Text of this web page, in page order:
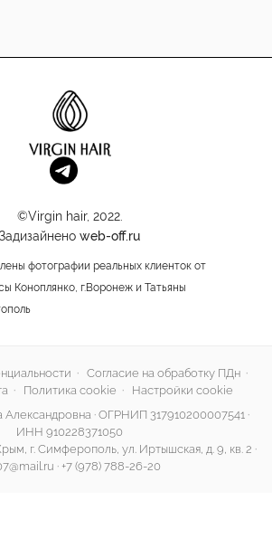
©Virgin hair, 2022.
Задизайнено web-off.ru
фотографии реальных клиенток от
Коноплянко, г.Воронеж и Татьяны
· Согласие на обработку ПДн ·
· Политика cookie ·
Настройки cookie
· ОГРНИП 317910200007541 ·
ИНН 910228371050
г. Симферополь, ул. Иртышская, д. 9, кв. 2 ·
· +7 (978) 788-26-20